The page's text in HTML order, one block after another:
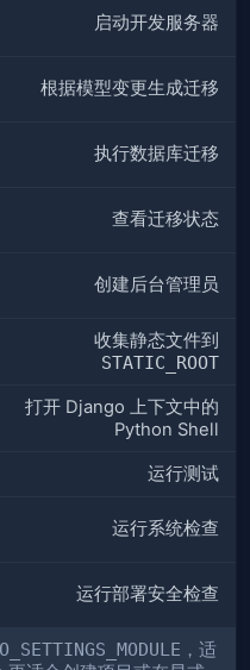
启动开发服务器
根据模型变更生成迁移
执行数据库迁移
查看迁移状态
创建后台管理员
收集静态文件到
STATIC_ROOT
打开 Django 上下文中的
Python Shell
运行测试
运行系统检查
运行部署安全检查
，适